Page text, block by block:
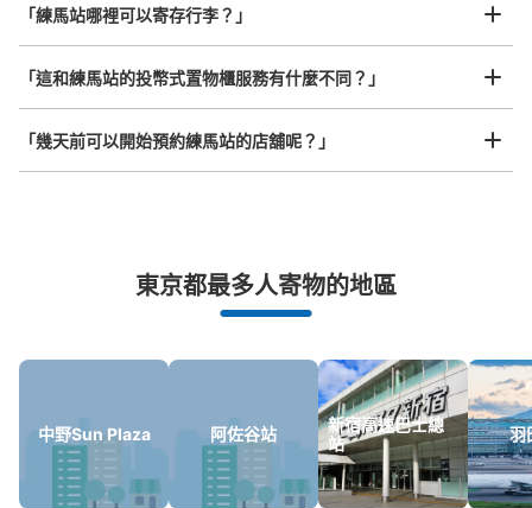
西武池袋線練馬駅１F南側コインロッカー
放下行李，愉快度過一整天！
樂器、嬰兒車、腳踏車等，只要是1個人能搬運的行李尺寸就OK
發生行李破損、被偷等狀況時安心有保障
「練馬站哪裡可以寄存行李？」
「這和練馬站的投幣式置物櫃服務有什麼不同？」
「幾天前可以開始預約練馬站的店舖呢？」
東京都最多人寄物的地區
中野Sun Plaza 阿佐谷站
新宿高速巴士總
站
羽